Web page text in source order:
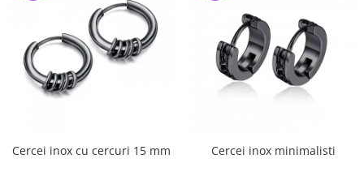
Cercei inox cu cercuri 15 mm Cercei inox minimalisti